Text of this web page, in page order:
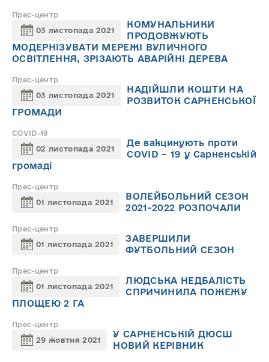
Прес-центр
03 листопада 2021
КОМУНАЛЬНИКИ
ПРОДОВЖУЮТЬ
МОДЕРНІЗУВАТИ МЕРЕЖІ ВУЛИЧНОГО
ОСВІТЛЕННЯ, ЗРІЗАЮТЬ АВАРІЙНІ ДЕРЕВА
Прес-центр
03 листопада 2021
НАДІЙШЛИ КОШТИ НА
РОЗВИТОК САРНЕНСЬКОЇ
ГРОМАДИ
COVID-19
02 листопада 2021
Де вакцинують проти
COVID – 19 у Сарненській
громаді
Прес-центр
01 листопада 2021
ВОЛЕЙБОЛЬНИЙ СЕЗОН
2021-2022 РОЗПОЧАЛИ
Прес-центр
01 листопада 2021
ЗАВЕРШИЛИ
ФУТБОЛЬНИЙ СЕЗОН
Прес-центр
01 листопада 2021
ЛЮДСЬКА НЕДБАЛІСТЬ
СПРИЧИНИЛА ПОЖЕЖУ
ПЛОЩЕЮ 2 ГА
Прес-центр
29 жовтня 2021
У САРНЕНСЬКІЙ ДЮСШ
НОВИЙ КЕРІВНИК